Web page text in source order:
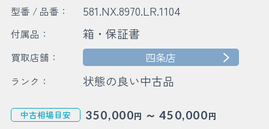
型番 / 品番： 581.NX.8970.LR.1104
付属品： 箱・保証書
買取店舗： 四条店
ランク： 状態の良い中古品
中古相場目安 350,000円 ～450,000円